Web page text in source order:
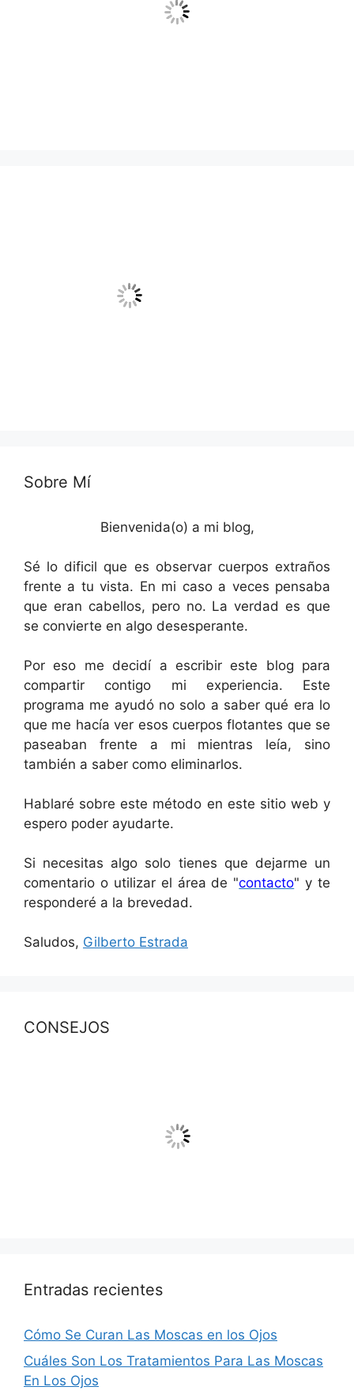
Sobre Mí
Bienvenida(o) a mi blog,
Sé lo dificil que es observar cuerpos extraños
frente a tu vista. En mi caso a veces pensaba
que eran cabellos, pero no. La verdad es que
se convierte en algo desesperante.
Por eso me decidí a escribir este blog para
compartir contigo mi experiencia. Este
programa me ayudó no solo a saber qué era lo
que me hacía ver esos cuerpos flotantes que se
paseaban frente a mi mientras leía, sino
también a saber como eliminarlos.
Hablaré sobre este método en este sitio web y
espero poder ayudarte.
Si necesitas algo solo tienes que dejarme un
comentario o utilizar el área de "contacto" y te
responderé a la brevedad.
Saludos, Gilberto Estrada
CONSEJOS
Entradas recientes
Cómo Se Curan Las Moscas en los Ojos
Cuáles Son Los Tratamientos Para Las Moscas
En Los Ojos